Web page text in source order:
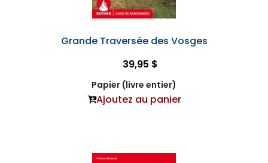
Grande Traversée des Vosges
39,95 $
Papier (livre entier)
Ajoutez au panier